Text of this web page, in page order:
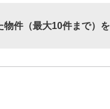
物件（最大10件まで）を